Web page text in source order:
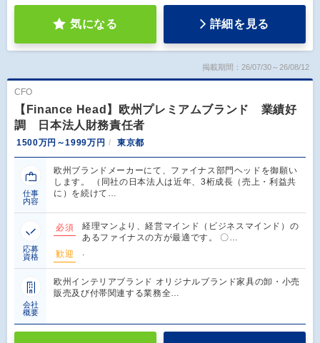
気になる 詳細を見る
掲載期間：26/07/30～26/08/12
CFO
【Finance Head】欧州プレミアムブランド 業績好
調 日本法人財務責任者
1500万円～1999万円 東京都
仕事
内容
欧州ブランドメーカーにて、ファイナス部門ヘッドを御願い
します。 （同社の日本法人は近年、3桁成長（売上・利益共
に）を続けて…
応募
資格
必須
経理マンより、経営マインド（ビジネスマインド）の
あるファイナスの方が最適です。 〇…
歓迎
会社
概要
欧州インテリアブランド オリジナルブランド家具の卸・小売
販売及び付帯関連する業務全…